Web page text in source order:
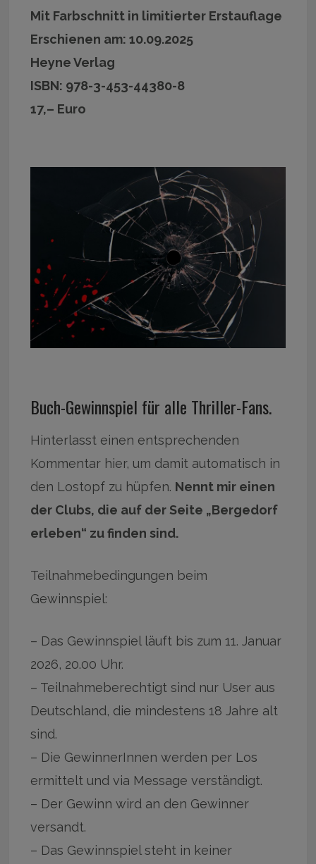
Mit Farbschnitt in limitierter Erstauflage
Erschienen am: 10.09.2025
Heyne Verlag
ISBN: 978-3-453-44380-8
17,– Euro
Buch-Gewinnspiel für alle Thriller-Fans.
Hinterlasst einen entsprechenden
Kommentar hier, um damit automatisch in
den Lostopf zu hüpfen. Nennt mir einen
der Clubs, die auf der Seite „Bergedorf
erleben“ zu finden sind.
Teilnahmebedingungen beim
Gewinnspiel:
– Das Gewinnspiel läuft bis zum 11. Januar
2026, 20.00 Uhr.
– Teilnahmeberechtigt sind nur User aus
Deutschland, die mindestens 18 Jahre alt
sind.
– Die GewinnerInnen werden per Los
ermittelt und via Message verständigt.
– Der Gewinn wird an den Gewinner
versandt.
– Das Gewinnspiel steht in keiner